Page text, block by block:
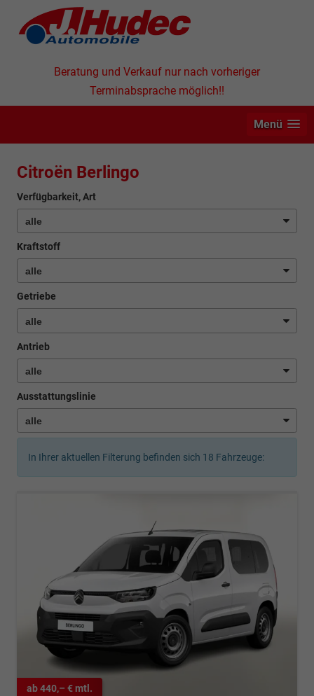
Beratung und Verkauf nur nach vorheriger
Terminabsprache möglich!!
Menü
Citroën Berlingo
Verfügbarkeit, Art
Kraftstoff
Getriebe
Antrieb
Ausstattungslinie
In Ihrer aktuellen Filterung befinden sich 18 Fahrzeuge:
ab 440,– € mtl.